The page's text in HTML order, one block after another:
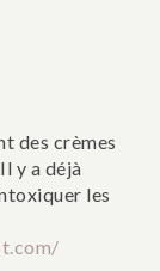
des crèmes
y a déjà
les